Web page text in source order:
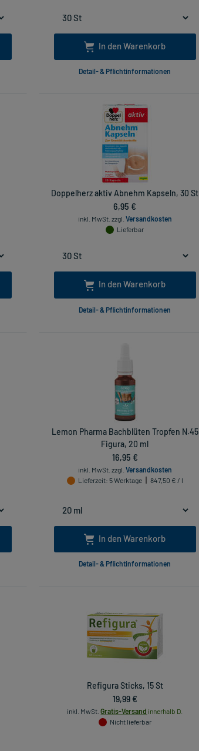
In den Warenkorb
Detail- & Pflichtinformationen
Doppelherz aktiv Abnehm Kapseln, 30 St
6,95 €
inkl. MwSt. zzgl. Versandkosten
Lieferbar
In den Warenkorb
Detail- & Pflichtinformationen
Lemon Pharma Bachblüten Tropfen N.45
Figura, 20 ml
16,95 €
inkl. MwSt. zzgl. Versandkosten
Lieferzeit: 5 Werktage 847,50 € / l
In den Warenkorb
Detail- & Pflichtinformationen
Refigura Sticks, 15 St
19,99 €
inkl. MwSt. Gratis-Versand innerhalb D.
Nicht lieferbar